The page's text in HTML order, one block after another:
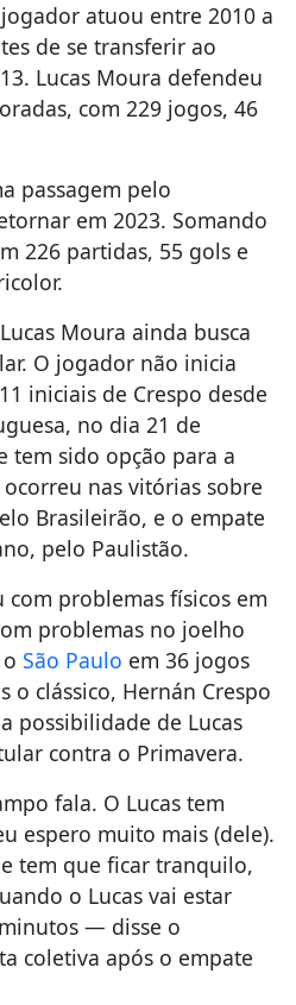
atuou entre 2010 a
de se transferir ao
Lucas Moura defendeu
com 229 jogos, 46
passagem pelo
em 2023. Somando
226 partidas, 55 gols e
Moura ainda busca
O jogador não inicia
iniciais de Crespo desde
no dia 21 de
tem sido opção para a
nas vitórias sobre
Brasileirão, e o empate
pelo Paulistão.
com problemas físicos em
problemas no joelho
São Paulo em 36 jogos
o clássico, Hernán Crespo
possibilidade de Lucas
contra o Primavera.
fala. O Lucas tem
espero muito mais (dele).
tem que ficar tranquilo,
o Lucas vai estar
— disse o
coletiva após o empate